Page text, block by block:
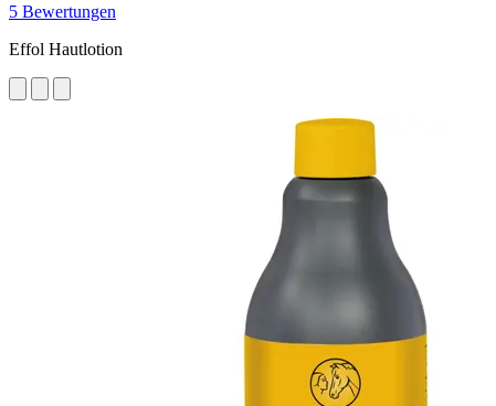
5 Bewertungen
Effol Hautlotion